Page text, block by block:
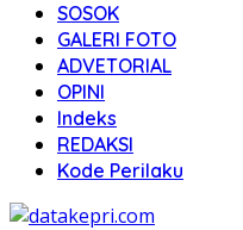
SOSOK
GALERI FOTO
ADVETORIAL
OPINI
Indeks
REDAKSI
Kode Perilaku